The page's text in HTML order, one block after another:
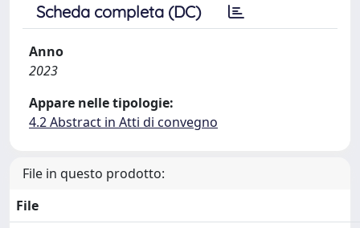
Scheda completa (DC)
Anno
2023
Appare nelle tipologie:
4.2 Abstract in Atti di convegno
File in questo prodotto:
File